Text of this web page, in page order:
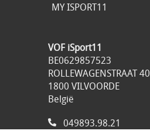
MY ISPORT11
VOF iSport11
BE0629857523
ROLLEWAGENSTRAAT 40
1800 VILVOORDE
België
049893.98.21